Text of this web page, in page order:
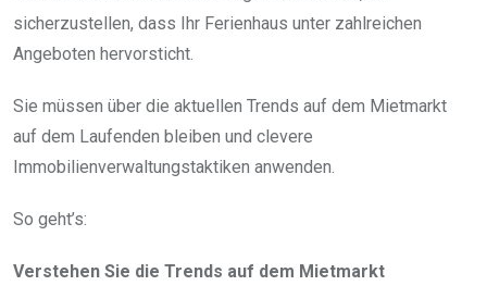
sicherzustellen, dass Ihr Ferienhaus unter zahlreichen
Angeboten hervorsticht.
Sie müssen über die aktuellen Trends auf dem Mietmarkt
auf dem Laufenden bleiben und clevere
Immobilienverwaltungstaktiken anwenden.
So geht’s:
Verstehen Sie die Trends auf dem Mietmarkt